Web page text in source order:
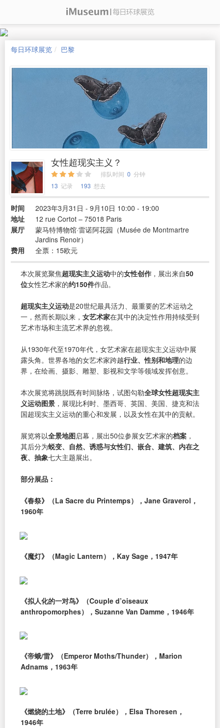
每日环球展览 巴黎
女性超现实主义？
排队时间 0 分钟
13 记录 193 想去
时间
2023年3月31日 - 9月10日 10:00 - 19:00
地址
12 rue Cortot – 75018 Paris
展厅
蒙马特博物馆·雷诺阿花园（Musée de Montmartre
Jardins Renoir）
费用
全票：15欧元
本次展览聚焦超现实主义运动中的女性创作 ，展出来自50
位女性艺术家的约150件作品。
超现实主义运动是20世纪最具活力、最重要的艺术运动之
一，然而长期以来， 女艺术家在其中的决定性作用持续受到
艺术市场和主流艺术界的忽视。
从1930年代至1970年代，女艺术家在超现实主义运动中展
露头角。世界各地的女艺术家跨越行业、性别和地理的边
界，在绘画、摄影、雕塑、影视和文学等领域发挥创意。
本次展览将跳脱既有时间脉络，试图勾勒全球女性超现实主
义运动图景 ，展现比利时、墨西哥、英国、美国、捷克和法
国超现实主义运动的重心和发展，以及女性在其中的贡献。
展览将以全景地图启幕，展出50位参展女艺术家的档案 ，
其后分为蜕变、自然、诱惑与女性们、嵌合、建筑、内在之
夜、抽象七大主题展出。
部分展品：
《春祭》（La Sacre du Printemps），Jane Graverol，
1960年
《魔灯》（Magic Lantern），Kay Sage，1947年
《拟人化的一对鸟》（Couple d’oiseaux
anthropomorphes），Suzanne Van Damme，1946年
《帝蛾/雷》（Emperor Moths/Thunder），Marion
Adnams，1963年
《燃烧的土地》（Terre brulée），Elsa Thoresen，
1946年